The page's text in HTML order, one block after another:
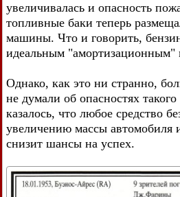
увеличивалась и опасность
топливные баки теперь
машины. Что и говорить,
идеальным "амортизационным"
Однако, как это ни странно,
не думали об опасностях
казалось, что любое средство
увеличению массы автомобиля
снизит шансы на успех.